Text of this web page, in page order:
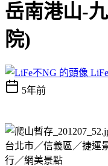
岳南港山-
院)
5年前
台北市／信義區／捷運
行／網美景點